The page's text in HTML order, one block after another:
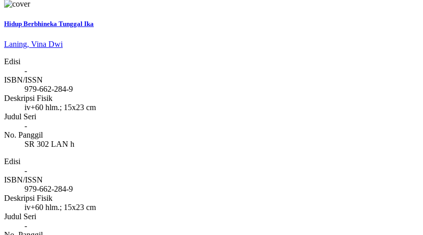
Hidup Berbhineka Tunggal Ika
Laning, Vina Dwi
Edisi
-
ISBN/ISSN
979-662-284-9
Deskripsi Fisik
iv+60 hlm.; 15x23 cm
Judul Seri
-
No. Panggil
SR 302 LAN h
Edisi
-
ISBN/ISSN
979-662-284-9
Deskripsi Fisik
iv+60 hlm.; 15x23 cm
Judul Seri
-